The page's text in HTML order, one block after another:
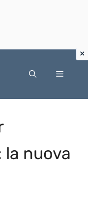
Menu
la nuova